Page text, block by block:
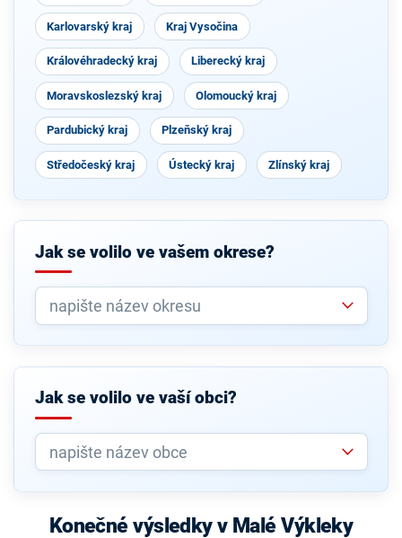
Karlovarský kraj Kraj Vysočina
Královéhradecký kraj Liberecký kraj
Moravskoslezský kraj Olomoucký kraj
Pardubický kraj Plzeňský kraj
Středočeský kraj Ústecký kraj Zlínský kraj
Jak se volilo ve vašem okrese?
Jak se volilo ve vaší obci?
Konečné výsledky v Malé Výkleky